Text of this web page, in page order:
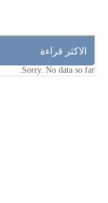
الاكثر قراءة
Sorry. No data so far.